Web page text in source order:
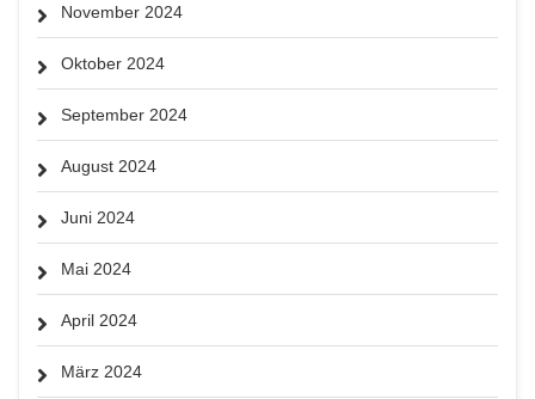
November 2024
Oktober 2024
September 2024
August 2024
Juni 2024
Mai 2024
April 2024
März 2024